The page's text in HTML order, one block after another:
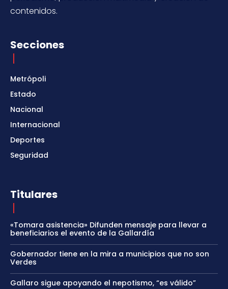
contenidos.
Secciones
Metrópoli
Estado
Nacional
Internacional
Deportes
Seguridad
Titulares
«Tomara asistencia» Difunden mensaje para llevar a
beneficiarios el evento de la Gallardía
Gobernador tiene en la mira a municipios que no son
Verdes
Gallaro sigue apoyando el nepotismo, “es válido”